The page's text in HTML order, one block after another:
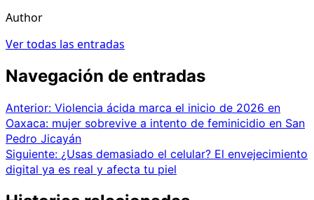
Author
Ver todas las entradas
Navegación de entradas
Anterior: Violencia ácida marca el inicio de 2026 en
Oaxaca: mujer sobrevive a intento de feminicidio en San
Pedro Jicayán
Siguiente: ¿Usas demasiado el celular? El envejecimiento
digital ya es real y afecta tu piel